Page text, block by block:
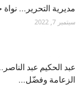
مديرية التحرير...
سبتمبر 7, 2022
عبد الحكيم عبد
الزعامة وفضّل...